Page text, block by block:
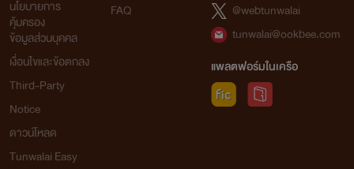
นโยบายการ
คุ้มครอง
ข้อมูลส่วนบุคคล
เงื่อนไขและข้อตกลง
Third-Party
Notice
ดาวน์โหลด
Tunwalai Easy
FAQ
@webtunwalai
tunwalai@ookbee.com
แพลตฟอร์มในเครือ